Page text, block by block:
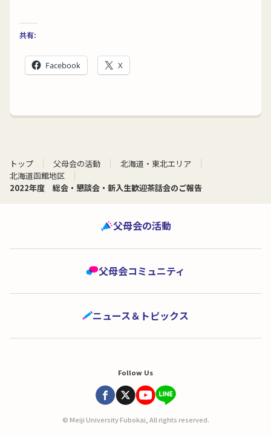
共有:
Facebook X
トップ 父母会の活動
北海道・東北エリア
北海道函館地区
2022年度 総会・懇談会・新入生歓迎茶話会のご報告
父母会の活動
父母会コミュニティ
ニュース＆トピックス
Follow Us
© Meiji University Fubokai, All rights reserved.